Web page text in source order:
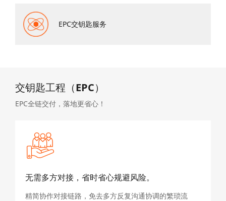
EPC交钥匙服务
交钥匙工程（EPC）
EPC全链交付，落地更省心！
无需多方对接，省时省心规避风险。
精简协作对接链路，免去多方反复沟通协调的繁琐流